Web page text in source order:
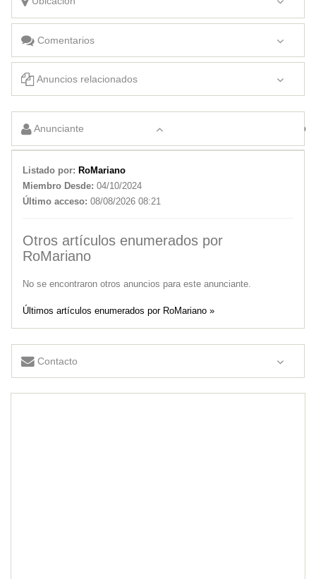
Comentarios
Anuncios relacionados
FIAT TORO FREEDOM T270
Anunciante
Listado por: RoMariano
Miembro Desde: 04/10/2024
Último acceso: 08/08/2026 08:21
Otros artículos enumerados por
RoMariano
No se encontraron otros anuncios para este anunciante.
Últimos artículos enumerados por RoMariano »
Contacto